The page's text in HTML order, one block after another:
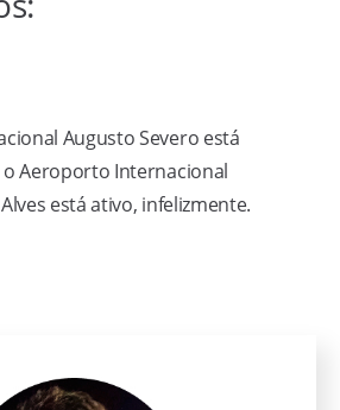
Augusto Severo está
o Aeroporto Internacional
está ativo, infelizmente.